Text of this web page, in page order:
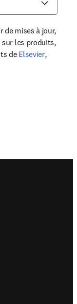
de mises à jour,
les produits,
de Elsevieropens in
,